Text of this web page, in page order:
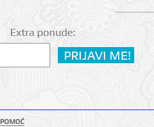
Extra ponude:
POMOĆ